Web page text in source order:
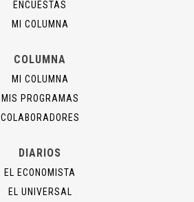
ENCUESTAS
MI COLUMNA
COLUMNA
MI COLUMNA
MIS PROGRAMAS
COLABORADORES
DIARIOS
EL ECONOMISTA
EL UNIVERSAL